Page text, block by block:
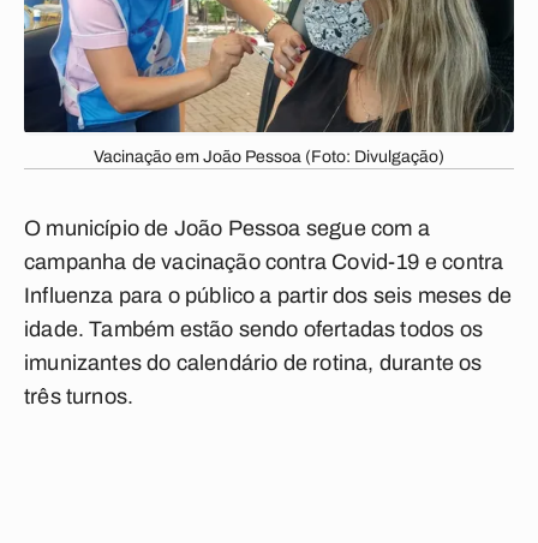
Vacinação em João Pessoa (Foto: Divulgação)
O município de João Pessoa segue com a
campanha de vacinação contra Covid-19 e contra
Influenza para o público a partir dos seis meses de
idade. Também estão sendo ofertadas todos os
imunizantes do calendário de rotina, durante os
três turnos.